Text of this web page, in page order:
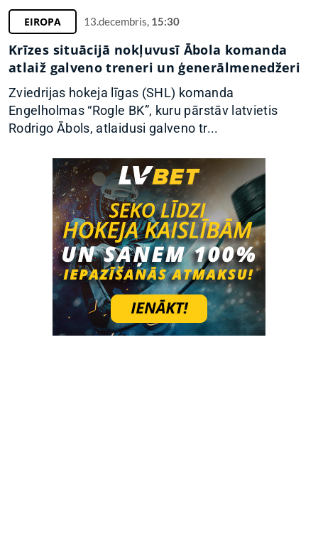
EIROPA 13.decembris, 15:30
Krīzes situācijā nokļuvusī Ābola komanda
atlaiž galveno treneri un ģenerālmenedžeri
Zviedrijas hokeja līgas (SHL) komanda
Engelholmas “Rogle BK”, kuru pārstāv latvietis
Rodrigo Ābols, atlaidusi galveno tr...